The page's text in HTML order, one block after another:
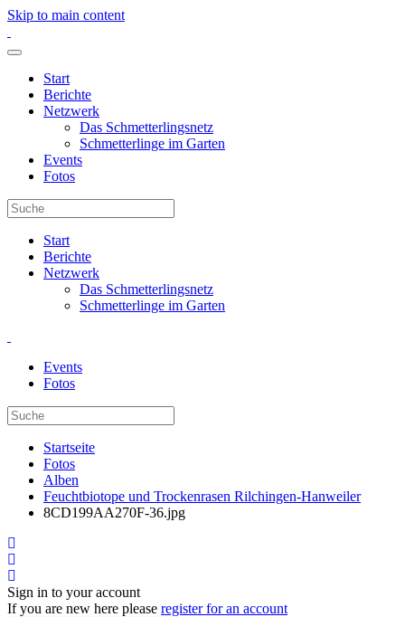
Skip to main content
Start
Berichte
Netzwerk
Das Schmetterlingsnetz
Schmetterlinge im Garten
Events
Fotos
Start
Berichte
Netzwerk
Das Schmetterlingsnetz
Schmetterlinge im Garten
Events
Fotos
Startseite
Fotos
Alben
Feuchtbiotope und Trockenrasen Rilchingen-Hanweiler
8CD199AA270F-36.jpg
Sign in to your account
If you are new here please register for an account